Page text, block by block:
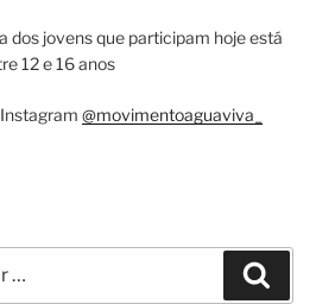
dos jovens que participam hoje está
12 e 16 anos
@movimentoaguaviva_